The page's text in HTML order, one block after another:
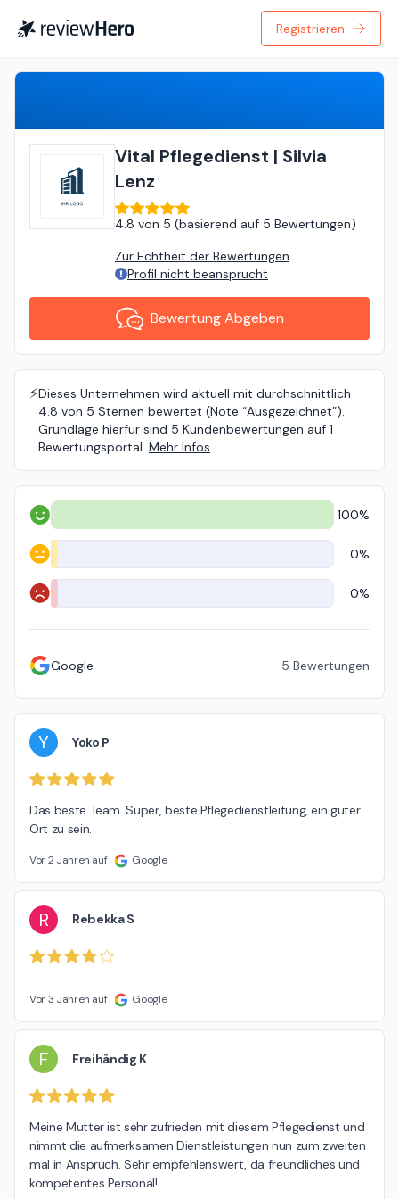
Registrieren
Vital Pflegedienst | Silvia
Lenz
4.8 von 5 (basierend auf 5 Bewertungen)
Zur Echtheit der Bewertungen
Profil nicht beansprucht
Bewertung Abgeben
⚡️Dieses Unternehmen wird aktuell mit durchschnittlich
4.8 von 5 Sternen bewertet (Note “Ausgezeichnet”).
Grundlage hierfür sind 5 Kundenbewertungen auf 1
Bewertungsportal. Mehr Infos
Positiv 100%
Neutral 0%
Negativ 0%
Google 5 Bewertungen
Y Yoko P
Das beste Team. Super, beste Pflegedienstleitung, ein guter
Ort zu sein.
Vor 2 Jahren auf Google
R Rebekka S
Vor 3 Jahren auf Google
F Freihändig K
Meine Mutter ist sehr zufrieden mit diesem Pflegedienst und
nimmt die aufmerksamen Dienstleistungen nun zum zweiten
mal in Anspruch. Sehr empfehlenswert, da freundliches und
kompetentes Personal!